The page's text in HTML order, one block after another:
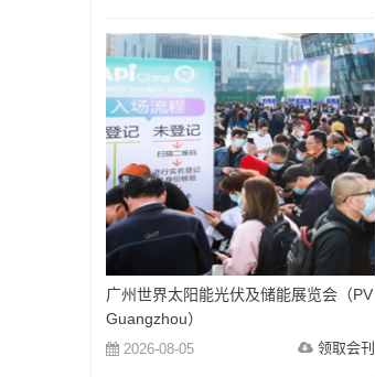
广州世界太阳能光伏及储能展览会（PV
Guangzhou）
2026-08-05 领取会刊